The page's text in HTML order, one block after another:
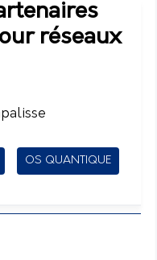
réseaux
OS QUANTIQUE